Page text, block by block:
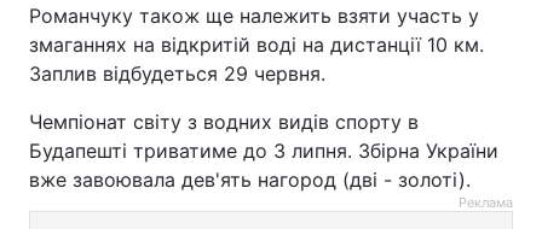
Романчуку також ще належить взяти участь у
змаганнях на відкритій воді на дистанції 10 км.
Заплив відбудеться 29 червня.
Чемпіонат світу з водних видів спорту в
Будапешті триватиме до 3 липня. Збірна України
вже завоювала дев'ять нагород (дві - золоті).
Реклама